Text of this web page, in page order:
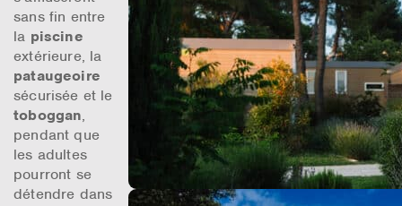
sans fin entre
la piscine
extérieure, la
pataugeoire
sécurisée et le
toboggan,
pendant que
les adultes
pourront se
détendre dans